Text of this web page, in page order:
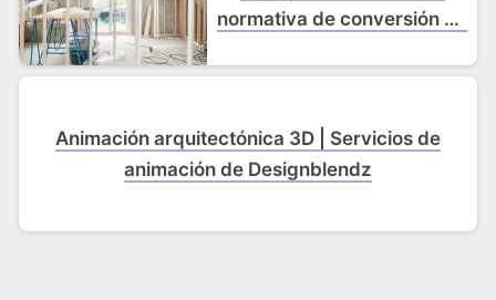
normativa de conversión de
Animación arquitectónica 3D | Servicios de
animación de Designblendz